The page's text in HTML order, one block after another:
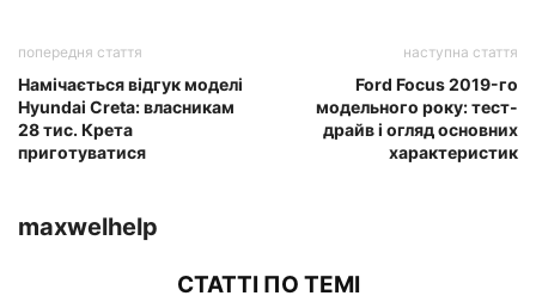
попередня стаття
Намічається відгук моделі
Hyundai Creta: власникам
28 тис. Крета
приготуватися
наступна стаття
Ford Focus 2019-го
модельного року: тест-
драйв і огляд основних
характеристик
maxwelhelp
СТАТТІ ПО ТЕМІ